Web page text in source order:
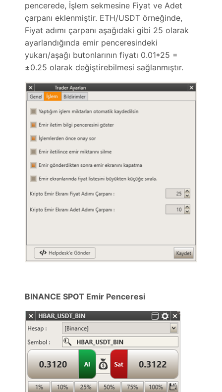
pencerede, İşlem sekmesine Fiyat ve Adet
çarpanı eklenmiştir. ETH/USDT örneğinde,
Fiyat adımı çarpanı aşağıdaki gibi 25 olarak
ayarlandığında emir penceresindeki
yukarı/aşağı butonlarının fiyatı 0.01*25 =
±0.25 olarak değiştirebilmesi sağlanmıştır.
BINANCE SPOT Emir Penceresi